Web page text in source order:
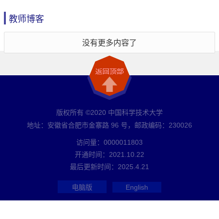
教师博客
没有更多内容了
版权所有 ©2020 中国科学技术大学
地址：安徽省合肥市金寨路 96 号，邮政编码：230026
访问量： 0000011803
开通时间： 2021 10 22
最后更新时间： 2025 4 21
电脑版 English